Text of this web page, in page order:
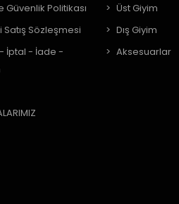
Güvenlik Politikası
Sözleşmesi
İptal - İade -
Üst Giyim
Dış Giyim
Aksesuarlar